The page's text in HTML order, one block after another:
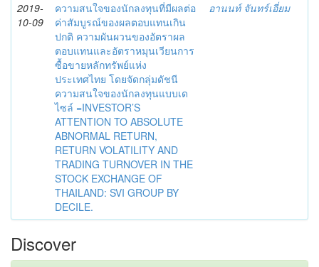
2019-
10-09
ความสนใจของนักลงทุนที่มีผลต่อ
ค่าสัมบูรณ์ของผลตอบแทนเกิน
ปกติ ความผันผวนของอัตราผล
ตอบแทนและอัตราหมุนเวียนการ
ซื้อขายหลักทรัพย์แห่ง
ประเทศไทย โดยจัดกลุ่มดัชนี
ความสนใจของนักลงทุนแบบเด
ไซล์ =INVESTOR’S
ATTENTION TO ABSOLUTE
ABNORMAL RETURN,
RETURN VOLATILITY AND
TRADING TURNOVER IN THE
STOCK EXCHANGE OF
THAILAND: SVI GROUP BY
DECILE.
อานนท์ จันทร์เอี่ยม
Discover